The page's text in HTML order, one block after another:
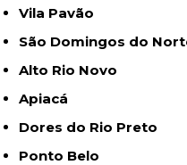
Vila Pavão
São Domingos do
Alto Rio Novo
Apiacá
Dores do Rio Preto
Ponto Belo